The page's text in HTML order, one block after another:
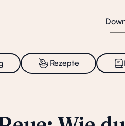
Rezepte